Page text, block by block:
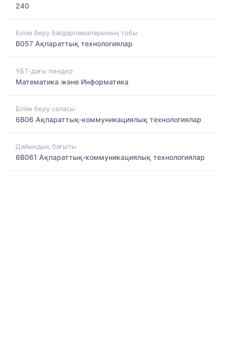
240
Білім беру бағдарламаларының тобы
B057 Ақпараттық технологиялар
ҰБТ-дағы пәндер
Математика және Информатика
Білім беру саласы
6B06 Ақпараттық-коммуникациялық технологиялар
Дайындық бағыты
6B061 Ақпараттық-коммуникациялық технологиялар